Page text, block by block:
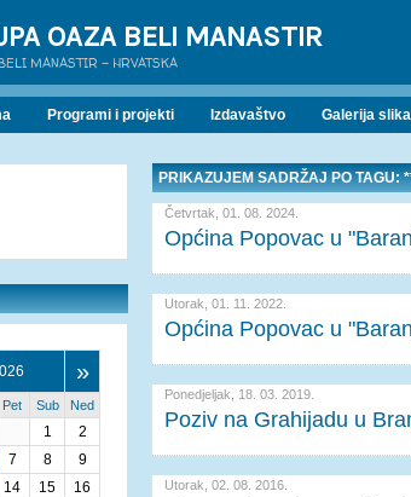
OAZA BELI MANASTIR
MANASTIR - HRVATSKA
Programi i projekti Izdavaštvo Galerija slika
PRIKAZUJEM SADRŽAJ PO TAGU:
Četvrtak, 01. 08. 2024.
Općina Popovac u
Utorak, 01. 11. 2022.
Općina Popovac u
Ponedjeljak, 18. 03. 2019.
Poziv na Grahijadu u
Utorak, 02. 08. 2016.
»
Pet Sub Ned
1
2
7 8
9
14 15
16